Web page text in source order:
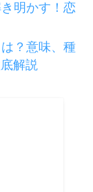
明かす！恋
？意味、種
解説